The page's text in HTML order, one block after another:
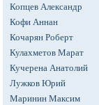
Копцев Александр
Кофи Аннан
Кочарян Роберт
Кулахметов Марат
Кучерена Анатолий
Лужков Юрий
Маринин Максим